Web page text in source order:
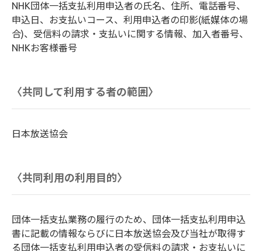
NHK団体一括支払利用申込者の氏名、住所、電話番号、
申込日、お支払いコース、利用申込者の印影(紙媒体の場
合)、受信料の請求・支払いに関する情報、加入者番号、
NHKお客様番号
〈共同して利用する者の範囲〉
日本放送協会
〈共同利用の利用目的〉
団体一括支払業務の履行のため、団体一括支払利用申込
書に記載の情報ならびに日本放送協会及び当社が取得す
る団体一括支払利用申込者の受信料の請求・お支払いに